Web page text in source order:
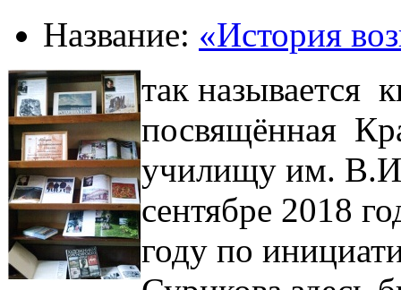
Название: «История
так называется
посвящённая
училищу им.
сентябре 2018
году по